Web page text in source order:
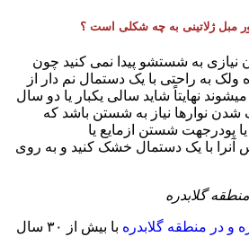
مبل ژلاتینی به چه شکلی است ؟
نیازی به شستشو پیدا نمی کنید چون
ولک به راحتی با یک دستمال نم دار از
نهایتاً شاید سالی یکبار یا دو سال
شدن نوارها نیاز به شستن باشد که
پودرجهت شستن ازمایع یا
آنرا با یک دستمال خشک کنید و به روی
گلابدره
و در منطقه گلابدره
با بیش از ٣٠ سال